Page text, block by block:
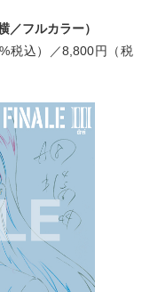
／フルカラー）
税込）／8,800円（税